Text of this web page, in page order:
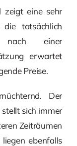
zeigt eine sehr
tatsächlich
nach einer
erwartet
Preise.
Der
sich immer
Zeiträumen
ebenfalls